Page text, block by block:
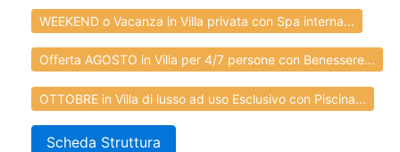
WEEKEND o Vacanza in Villa privata con Spa interna...
Offerta AGOSTO in Villa per 4/7 persone con Benessere...
OTTOBRE in Villa di lusso ad uso Esclusivo con Piscina...
Scheda Struttura